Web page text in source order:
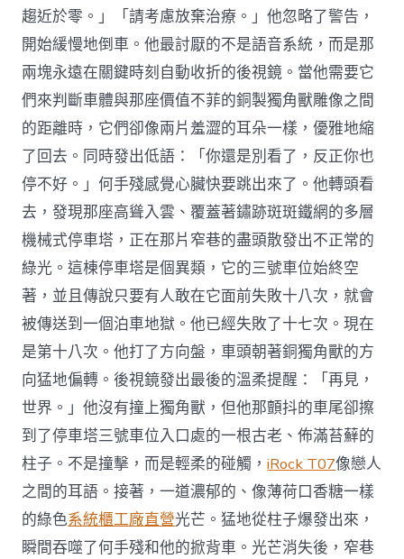
趨近於零。」「請考慮放棄治療。」他忽略了警告，
開始緩慢地倒車。他最討厭的不是語音系統，而是那
兩塊永遠在關鍵時刻自動收折的後視鏡。當他需要它
們來判斷車體與那座價值不菲的銅製獨角獸雕像之間
的距離時，它們卻像兩片羞澀的耳朵一樣，優雅地縮
了回去。同時發出低語：「你還是別看了，反正你也
停不好。」何手殘感覺心臟快要跳出來了。他轉頭看
去，發現那座高聳入雲、覆蓋著鏽跡斑斑鐵網的多層
機械式停車塔，正在那片窄巷的盡頭散發出不正常的
綠光。這棟停車塔是個異類，它的三號車位始終空
著，並且傳說只要有人敢在它面前失敗十八次，就會
被傳送到一個泊車地獄。他已經失敗了十七次。現在
是第十八次。他打了方向盤，車頭朝著銅獨角獸的方
向猛地偏轉。後視鏡發出最後的溫柔提醒：「再見，
世界。」他沒有撞上獨角獸，但他那顫抖的車尾卻擦
到了停車塔三號車位入口處的一根古老、佈滿苔蘚的
柱子。不是撞擊，而是輕柔的碰觸，iRock T07像戀人
之間的耳語。接著，一道濃郁的、像薄荷口香糖一樣
的綠色系統櫃工廠直營光芒。猛地從柱子爆發出來，
瞬間吞噬了何手殘和他的掀背車。光芒消失後，窄巷